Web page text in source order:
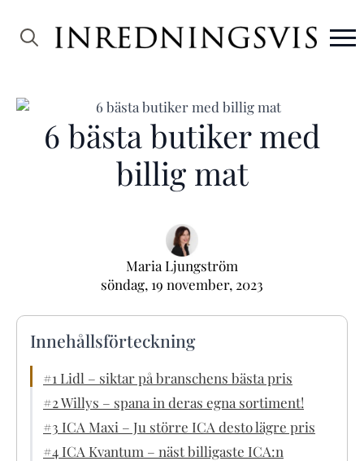
6 bästa butiker med
billig mat
Maria Ljungström
söndag, 19 november, 2023
Innehållsförteckning
#1 Lidl – siktar på branschens bästa pris
#2 Willys – spana in deras egna sortiment!
#3 ICA Maxi – Ju större ICA desto lägre pris
#4 ICA Kvantum – näst billigaste ICA:n